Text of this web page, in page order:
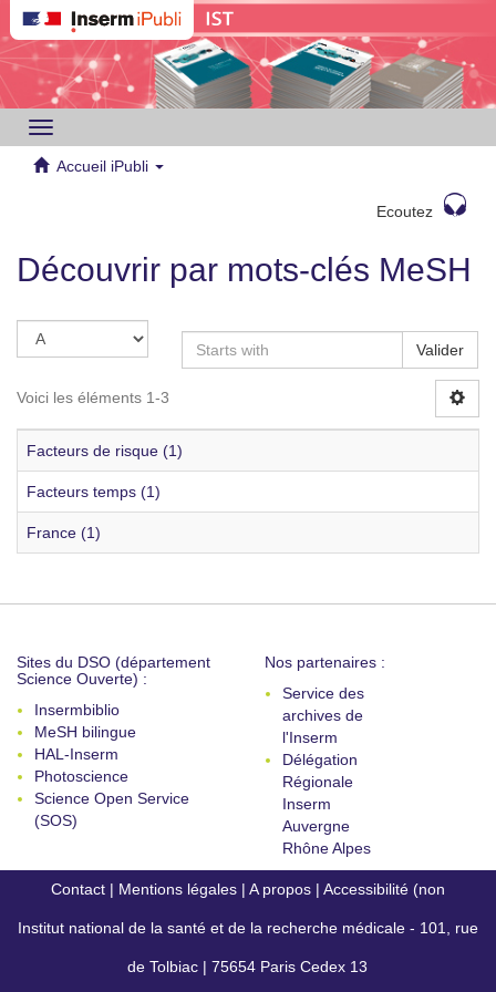
Toggle
navigation
Accueil iPubli
Ecoutez
Découvrir par mots-clés MeSH
Valider
Voici les éléments 1-3
Facteurs de risque (1)
Facteurs temps (1)
France (1)
Sites du DSO (département
Science Ouverte) :
Insermbiblio
MeSH bilingue
HAL-Inserm
Photoscience
Science Open Service
(SOS)
Nos partenaires :
Service des
archives de
l'Inserm
Délégation
Régionale
Inserm
Auvergne
Rhône Alpes
Contact | Mentions légales | A propos | Accessibilité (non
conforme)
Institut national de la santé et de la recherche médicale - 101, rue
de Tolbiac | 75654 Paris Cedex 13